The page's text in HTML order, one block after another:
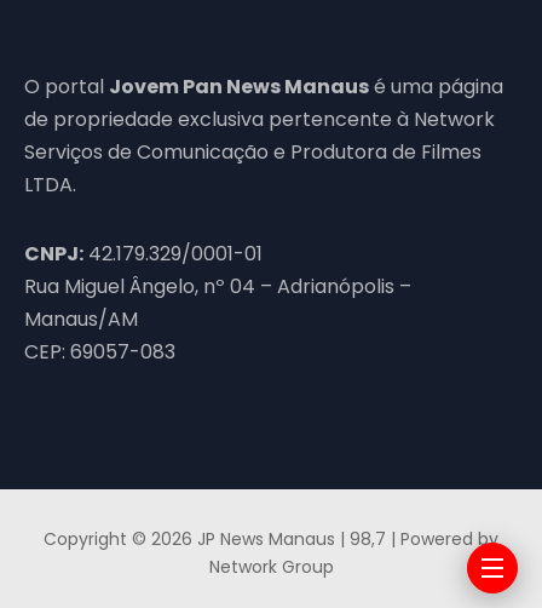
O portal Jovem Pan News Manausé uma página
de propriedade exclusiva pertencente à Network
Serviços de Comunicação e Produtora de Filmes
LTDA.
CNPJ: 42.179.329/0001-01
Rua Miguel Ângelo, nº 04 – Adrianópolis –
Manaus/AM
CEP: 69057-083
Copyright © 2026 JP News Manaus | 98,7 | Powered by
Network Group